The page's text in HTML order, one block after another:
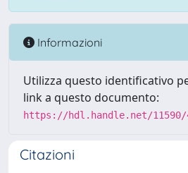
Informazioni
Utilizza questo identificativo
link a questo documento:
https://hdl.handle.net/11590/
Citazioni